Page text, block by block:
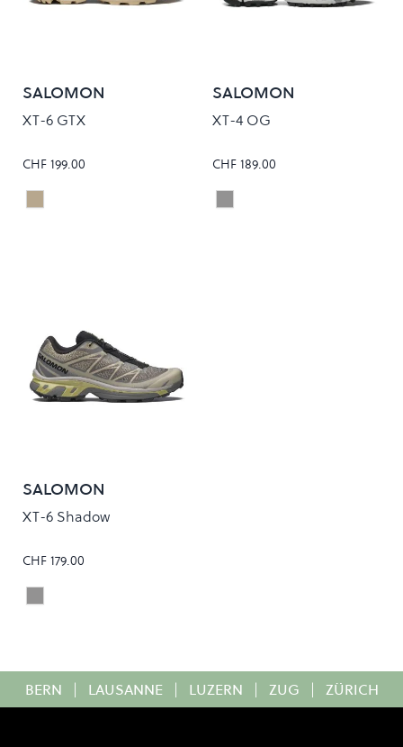
SALOMON
XT-6 GTX
CHF 199.00
Colour
SAFARI/SAFARI/BLACK
SALOMON
XT-4 OG
CHF 189.00
Colour
SHARKSKIN/DAWN BLUE/
SALOMON
XT-6 Shadow
CHF 179.00
Colour
DARK GULL GRAY/BOG/SWEET PEA
BERN | LAUSANNE | LUZERN | ZUG | ZÜRICH